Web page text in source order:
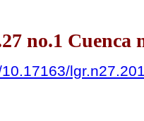
no.1 Cuenca